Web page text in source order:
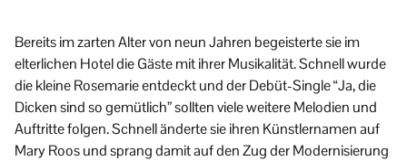
Bereits im zarten Alter von neun Jahren begeisterte sie im
elterlichen Hotel die Gäste mit ihrer Musikalität. Schnell wurde
die kleine Rosemarie entdeckt und der Debüt-Single “Ja, die
Dicken sind so gemütlich” sollten viele weitere Melodien und
Auftritte folgen. Schnell änderte sie ihren Künstlernamen auf
Mary Roos und sprang damit auf den Zug der Modernisierung